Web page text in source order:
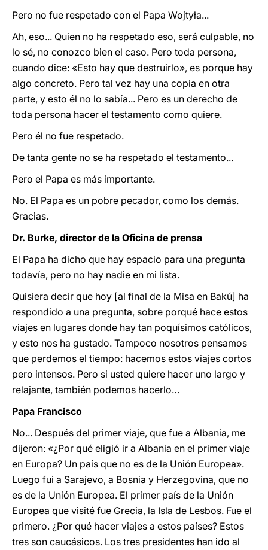
Pero no fue respetado con el Papa Wojtyła...
Ah, eso... Quien no ha respetado eso, será culpable, no
lo sé, no conozco bien el caso. Pero toda persona,
cuando dice: «Esto hay que destruirlo», es porque hay
algo concreto. Pero tal vez hay una copia en otra
parte, y esto él no lo sabía... Pero es un derecho de
toda persona hacer el testamento como quiere.
Pero él no fue respetado.
De tanta gente no se ha respetado el testamento...
Pero el Papa es más importante.
No. El Papa es un pobre pecador, como los demás.
Gracias.
Dr. Burke, director de la Oficina de prensa
El Papa ha dicho que hay espacio para una pregunta
todavía, pero no hay nadie en mi lista.
Quisiera decir que hoy [al final de la Misa en Bakú] ha
respondido a una pregunta, sobre porqué hace estos
viajes en lugares donde hay tan poquísimos católicos,
y esto nos ha gustado. Tampoco nosotros pensamos
que perdemos el tiempo: hacemos estos viajes cortos
pero intensos. Pero si usted quiere hacer uno largo y
relajante, también podemos hacerlo…
Papa Francisco
No... Después del primer viaje, que fue a Albania, me
dijeron: «¿Por qué eligió ir a Albania en el primer viaje
en Europa? Un país que no es de la Unión Europea».
Luego fui a Sarajevo, a Bosnia y Herzegovina, que no
es de la Unión Europea. El primer país de la Unión
Europea que visité fue Grecia, la Isla de Lesbos. Fue el
primero. ¿Por qué hacer viajes a estos países? Estos
tres son caucásicos. Los tres presidentes han ido al